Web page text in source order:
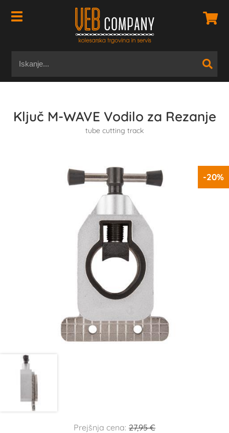
Ključ M-WAVE Vodilo za Rezanje
tube cutting track
-20%
Prejšnja cena: 27,95 €